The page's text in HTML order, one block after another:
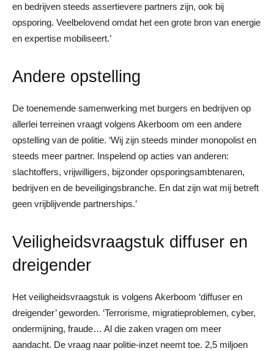
en bedrijven steeds assertievere partners zijn, ook bij
opsporing. Veelbelovend omdat het een grote bron van energie
en expertise mobiliseert.’
Andere opstelling
De toenemende samenwerking met burgers en bedrijven op
allerlei terreinen vraagt volgens Akerboom om een andere
opstelling van de politie. ‘Wij zijn steeds minder monopolist en
steeds meer partner. Inspelend op acties van anderen:
slachtoffers, vrijwilligers, bijzonder opsporingsambtenaren,
bedrijven en de beveiligingsbranche. En dat zijn wat mij betreft
geen vrijblijvende partnerships.’
Veiligheidsvraagstuk diffuser en
dreigender
Het veiligheidsvraagstuk is volgens Akerboom ‘diffuser en
dreigender’ geworden. ‘Terrorisme, migratieproblemen, cyber,
ondermijning, fraude… Al die zaken vragen om meer
aandacht. De vraag naar politie-inzet neemt toe. 2,5 miljoen